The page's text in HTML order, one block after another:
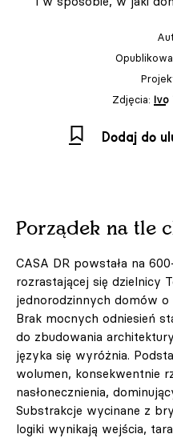
Zdjęcia: Ivo
Dodaj do
Porządek na tle
CASA DR powstała na
rozrastającej się dzielnicy
jednorodzinnych domów
Brak mocnych odniesień
do zbudowania
języka się wyróżnia.
wolumen, konsekwentnie
nasłonecznienia,
Substrakcje wycinane z
logiki wynikają wejścia,